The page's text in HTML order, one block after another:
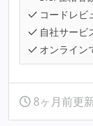
コードレビ
自社サービ
オンライン
8ヶ月前更